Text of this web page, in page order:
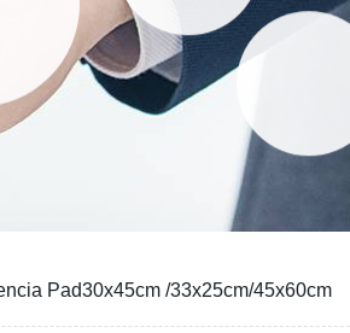
Pad30x45cm /33x25cm/45x60cm